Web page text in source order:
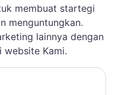
membuat startegi
menguntungkan.
lainnya dengan
Kami.